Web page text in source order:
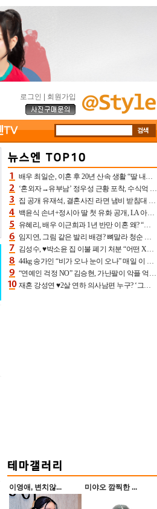
로그인 회원가입
배우 최일순, 이혼 후 20년 산속 생활 “딸 내가 버렸다고 원망‥맘 아파”(특종)[어제TV]
‘혼외자→유부남’ 정우성 근황 포착, 수식억 해킹 피해 후배 만났다 “존경하는”
집 공개 유재석, 결혼사진 라면 냄비 받침대 되고 분노‥가족사진도 피해(놀뭐)[어제TV]
백윤식 손녀+정시아 딸 첫 유화 공개, LA 아트쇼→서울국제조각페스타 작가다운 수준급 실력
유혜리, 배우 이근희과 1년 반만 이혼 왜? “식칼 꽂고 의자 던져” 충격 폭로(특종)[어제TV]
임지연, 그림 같은 발리 배경? 뼈말라 청순 비키니 핏에 상대 안 되네
김성수, ♥박소윤 집 이불 폐기 처분 “어떤 X이랑 썼을지 몰라” 질투(신랑수업2)[어제TV]
44kg 송가인 “비가 오나 눈이 오나” 매일 이 운동, 허벅지 근육량 상승+체지방 감소
“연예인 걱정 NO” 김승현, 가난팔이 악플 억울할만‥아내+딸과 日 여행
재혼 강성연 ♥2살 연하 의사남편 누구? ‘그알’ 자문의에 훈남 비주얼 초엘리트 스펙 [종합]
이영애, 변치않... 미야오 깜찍한 ...